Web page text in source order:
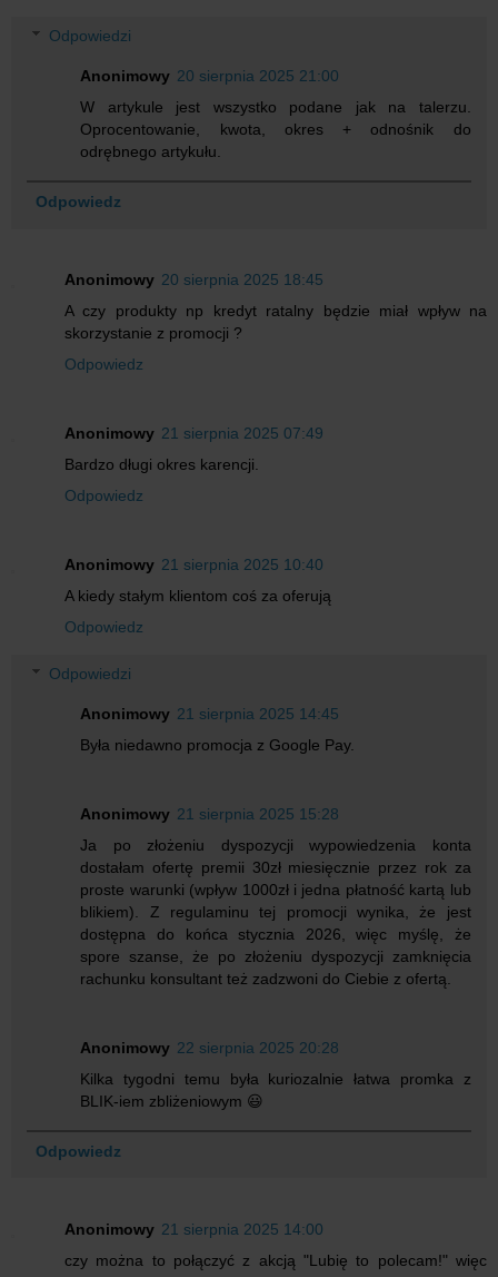
Odpowiedzi
Anonimowy 20 sierpnia 2025 21:00
W artykule jest wszystko podane jak na talerzu.
Oprocentowanie, kwota, okres + odnośnik do
odrębnego artykułu.
Odpowiedz
Anonimowy 20 sierpnia 2025 18:45
A czy produkty np kredyt ratalny będzie miał wpływ na
skorzystanie z promocji ?
Odpowiedz
Anonimowy 21 sierpnia 2025 07:49
Bardzo długi okres karencji.
Odpowiedz
Anonimowy 21 sierpnia 2025 10:40
A kiedy stałym klientom coś za oferują
Odpowiedz
Odpowiedzi
Anonimowy 21 sierpnia 2025 14:45
Była niedawno promocja z Google Pay.
Anonimowy 21 sierpnia 2025 15:28
Ja po złożeniu dyspozycji wypowiedzenia konta
dostałam ofertę premii 30zł miesięcznie przez rok za
proste warunki (wpływ 1000zł i jedna płatność kartą lub
blikiem). Z regulaminu tej promocji wynika, że jest
dostępna do końca stycznia 2026, więc myślę, że
spore szanse, że po złożeniu dyspozycji zamknięcia
rachunku konsultant też zadzwoni do Ciebie z ofertą.
Anonimowy 22 sierpnia 2025 20:28
Kilka tygodni temu była kuriozalnie łatwa promka z
BLIK-iem zbliżeniowym 😃
Odpowiedz
Anonimowy 21 sierpnia 2025 14:00
czy można to połączyć z akcją "Lubię to polecam!" więc